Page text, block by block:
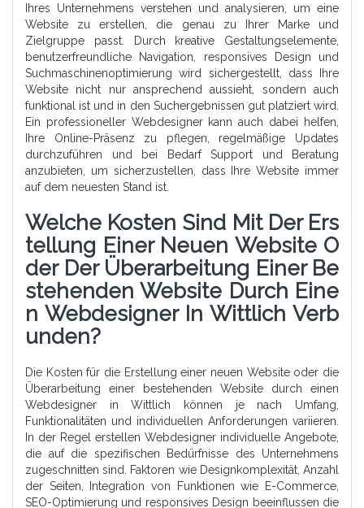
Ihres Unternehmens verstehen und analysieren, um eine
Website zu erstellen, die genau zu Ihrer Marke und
Zielgruppe passt. Durch kreative Gestaltungselemente,
benutzerfreundliche Navigation, responsives Design und
Suchmaschinenoptimierung wird sichergestellt, dass Ihre
Website nicht nur ansprechend aussieht, sondern auch
funktional ist und in den Suchergebnissen gut platziert wird.
Ein professioneller Webdesigner kann auch dabei helfen,
Ihre Online-Präsenz zu pflegen, regelmäßige Updates
durchzuführen und bei Bedarf Support und Beratung
anzubieten, um sicherzustellen, dass Ihre Website immer
auf dem neuesten Stand ist.
Welche Kosten Sind Mit Der Ers
Tellung Einer Neuen Website O
Der Der Überarbeitung Einer Be
Stehenden Website Durch Eine
N Webdesigner In Wittlich Verb
Unden?
Die Kosten für die Erstellung einer neuen Website oder die
Überarbeitung einer bestehenden Website durch einen
Webdesigner in Wittlich können je nach Umfang,
Funktionalitäten und individuellen Anforderungen variieren.
In der Regel erstellen Webdesigner individuelle Angebote,
die auf die spezifischen Bedürfnisse des Unternehmens
zugeschnitten sind. Faktoren wie Designkomplexität, Anzahl
der Seiten, Integration von Funktionen wie E-Commerce,
SEO-Optimierung und responsives Design beeinflussen die